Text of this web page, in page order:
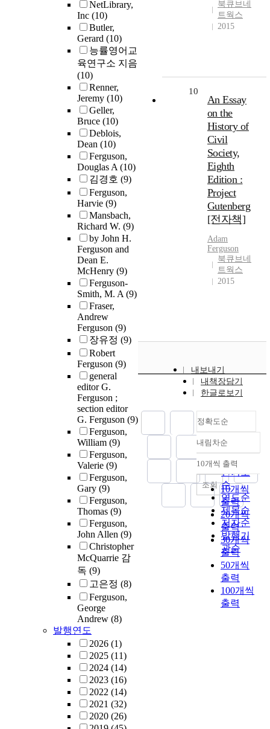
NetLibrary,
Inc (10)
Butler,
Gerard (10)
능률영어교
육연구소 지음
(10)
Renner,
Jeremy (10)
Geller,
Bruce (10)
Deblois,
Dean (10)
Ferguson,
Douglas A(10)
김경호 (9)
Ferguson,
Harvie (9)
Mansbach,
Richard W. (9)
by John H.
Ferguson and
Dean E.
McHenry (9)
Ferguson-
Smith, M. A(9)
Fraser,
Andrew
Ferguson (9)
장유정 (9)
Robert
Ferguson (9)
general
editor G.
Ferguson ;
section editor
G. Ferguson (9)
Ferguson,
William (9)
Ferguson,
Valerie (9)
Ferguson,
Gary (9)
Ferguson,
Thomas (9)
Ferguson,
John Allen (9)
Christopher
McQuarrie 감
독 (9)
고은정 (8)
Ferguson,
George
Andrew (8)
발행연도
2026 (1)
2025 (11)
2024 (14)
2023 (16)
2022 (14)
2021 (32)
2020 (26)
북큐브네
트웍스
2015
10
An Essay
on the
History of
Civil
Society,
Eighth
Edition :
Project
Gutenberg
[전자책]
Adam
Ferguson
북큐브네
트웍스
2015
내보내기
내책장담기
한글로보기
정확도순
정확도
순
인기도
순
연도순
제목순
저자순
발행기
관순
내림차순
내림차순
10개씩 출력
10개씩
출력
20개씩
출력
30개씩
출력
50개씩
출력
100개씩
출력
조회